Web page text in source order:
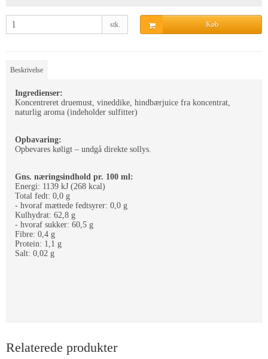
stk. Køb
Beskrivelse
Ingredienser:
Koncentreret druemust, vineddike, hindbærjuice fra koncentrat,
naturlig aroma (indeholder sulfitter)
Opbavaring:
Opbevares køligt – undgå direkte sollys.
Gns. næringsindhold pr. 100 ml:
Energi: 1139 kJ (268 kcal)
Total fedt: 0,0 g
- hvoraf mættede fedtsyrer: 0,0 g
Kulhydrat: 62,8 g
- hvoraf sukker: 60,5 g
Fibre: 0,4 g
Protein: 1,1 g
Salt: 0,02 g
Relaterede produkter